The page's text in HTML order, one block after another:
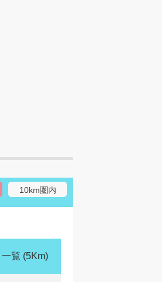
10km圏内
覧 (5Km)